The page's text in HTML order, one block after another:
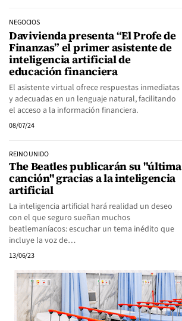
NEGOCIOS
Davivienda presenta “El Profe de
Finanzas” el primer asistente de
inteligencia artificial de
educación financiera
El asistente virtual ofrece respuestas inmediatas
y adecuadas en un lenguaje natural, facilitando
el acceso a la información financiera.
08/07/24
REINO UNIDO
The Beatles publicarán su "última
canción" gracias a la inteligencia
artificial
La inteligencia artificial hará realidad un deseo
con el que seguro sueñan muchos
beatlemaníacos: escuchar un tema inédito que
incluye la voz de…
13/06/23